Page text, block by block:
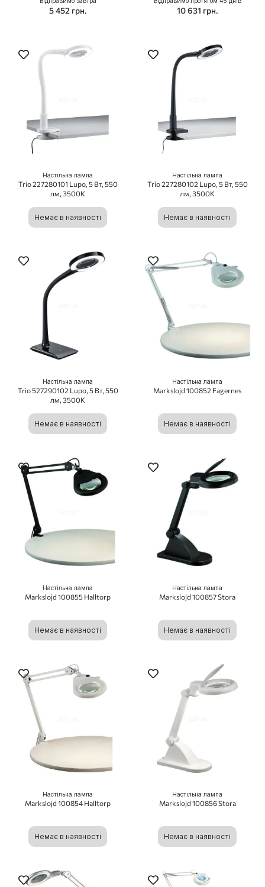
5 452 грн. 10 631 грн.
Настільна лампа
Trio 227280101 Lupo, 5 Вт, 550
лм, 3500K
Немає в наявності
Настільна лампа
Trio 227280102 Lupo, 5 Вт, 550
лм, 3500K
Немає в наявності
Настільна лампа
Trio 527290102 Lupo, 5 Вт, 550
лм, 3500K
Немає в наявності
Настільна лампа
Markslojd 100852 Fagernes
Немає в наявності
Настільна лампа
Markslojd 100855 Halltorp
Немає в наявності
Настільна лампа
Markslojd 100857 Stora
Немає в наявності
Настільна лампа
Markslojd 100854 Halltorp
Немає в наявності
Настільна лампа
Markslojd 100856 Stora
Немає в наявності